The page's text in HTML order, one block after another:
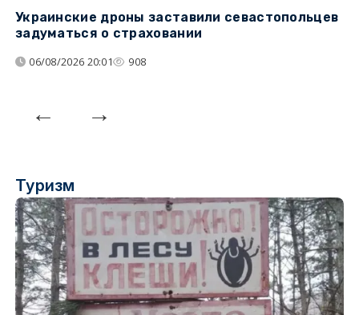
Украинские дроны заставили севастопольцев
задуматься о страховании
06/08/2026 20:01 908
Туризм